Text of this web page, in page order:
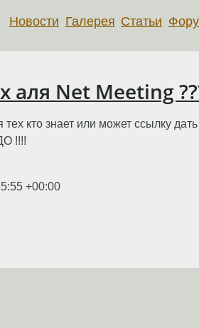
Новости Галерея Статьи
аля Net Meeting
тех кто знает или может ссылку
!!!!
+00:00